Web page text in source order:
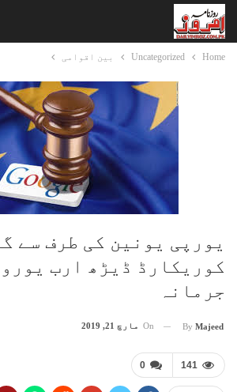
Home
Uncategorized بین اقوامی
یورپی یونین کی طرف سے
کوریکارڈ ڈیڑھ ارب
جرمانہ
By Majeed
On مارچ 21, 2019
0 141